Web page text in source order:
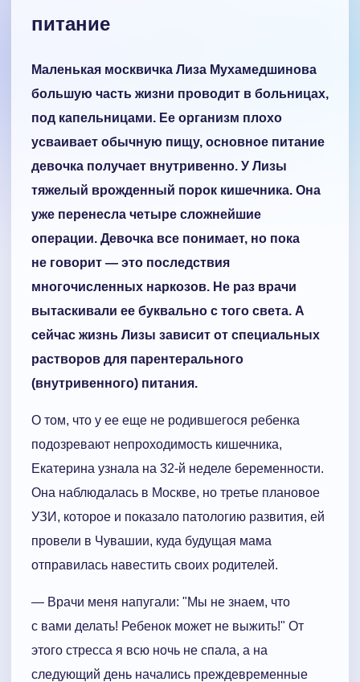
питание
Маленькая москвичка Лиза Мухамедшинова
большую часть жизни проводит в больницах,
под капельницами. Ее организм плохо
усваивает обычную пищу, основное питание
девочка получает внутривенно. У Лизы
тяжелый врожденный порок кишечника. Она
уже перенесла четыре сложнейшие
операции. Девочка все понимает, но пока
не говорит — это последствия
многочисленных наркозов. Не раз врачи
вытаскивали ее буквально с того света. А
сейчас жизнь Лизы зависит от специальных
растворов для парентерального
(внутривенного) питания.
О том, что у ее еще не родившегося ребенка
подозревают непроходимость кишечника,
Екатерина узнала на 32-й неделе беременности.
Она наблюдалась в Москве, но третье плановое
УЗИ, которое и показало патологию развития, ей
провели в Чувашии, куда будущая мама
отправилась навестить своих родителей.
— Врачи меня напугали: "Мы не знаем, что
с вами делать! Ребенок может не выжить!" От
этого стресса я всю ночь не спала, а на
следующий день начались преждевременные